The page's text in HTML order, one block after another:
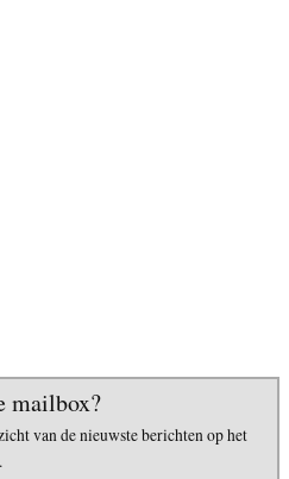
mailbox?
van de nieuwste berichten op het